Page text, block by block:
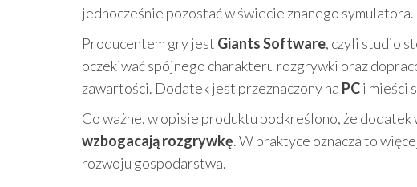
jednocześnie pozostać w świecie znanego symulatora.
Producentem gry jest Giants Software, czyli studio
oczekiwać spójnego charakteru rozgrywki oraz
zawartości. Dodatek jest przeznaczony na PCi mieści
Co ważne, w opisie produktu podkreślono, że
wzbogacają rozgrywkę. W praktyce oznacza to
rozwoju gospodarstwa.